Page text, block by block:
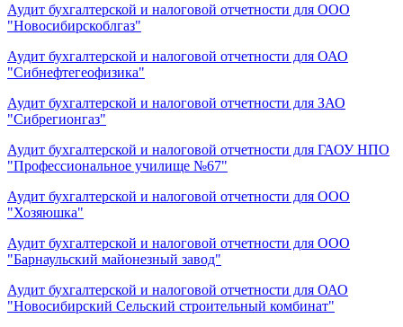
Аудит бухгалтерской и налоговой отчетности для ООО
"Новосибирскоблгаз"
Аудит бухгалтерской и налоговой отчетности для ОАО
"Сибнефтегеофизика"
Аудит бухгалтерской и налоговой отчетности для ЗАО
"Сибрегионгаз"
Аудит бухгалтерской и налоговой отчетности для ГАОУ НПО
"Профессиональное училище №67"
Аудит бухгалтерской и налоговой отчетности для ООО
"Хозяюшка"
Аудит бухгалтерской и налоговой отчетности для ООО
"Барнаульский майонезный завод"
Аудит бухгалтерской и налоговой отчетности для ОАО
"Новосибирский Сельский строительный комбинат"